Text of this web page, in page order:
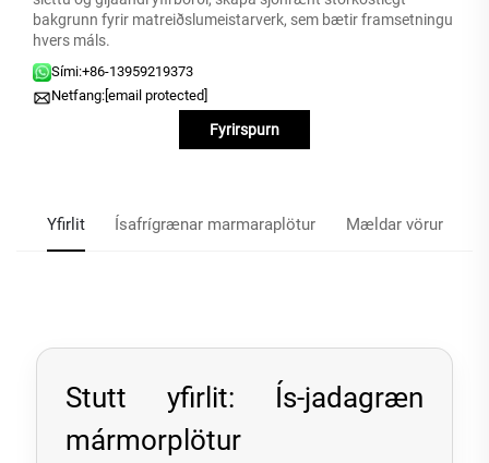
bakgrunn fyrir matreiðslumeistarverk, sem bætir framsetningu
hvers máls.
Sími:+86-13959219373
Netfang: [email protected]
Fyrirspurn
Yfirlit Ísafrígrænar marmaraplötur Mældar vörur
Stutt yfirlit: Ís-jadagræn
mármorplötur